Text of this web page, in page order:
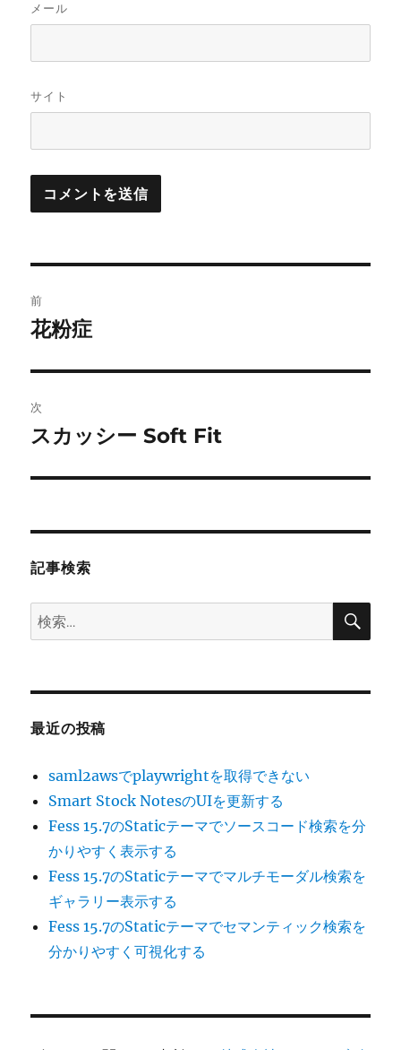
メール
サイト
稿
ビ
ゲ
ー
前
前
投
稿:
花粉症
次
次
投
スカッシー Soft Fit
記事検索
検
索:
検
最近の投稿
saml2awsでplaywrightを取得できない
Smart Stock NotesのUIを更新する
Fess 15.7のStaticテーマでソースコード検索を分
かりやすく表示する
Fess 15.7のStaticテーマでマルチモーダル検索を
ギャラリー表示する
Fess 15.7のStaticテーマでセマンティック検索を
分かりやすく可視化する